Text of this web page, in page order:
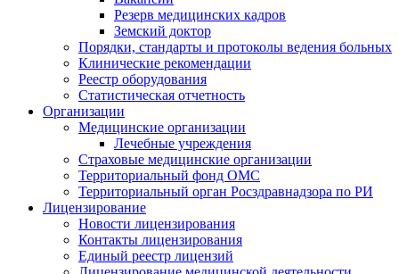
Резерв медицинских кадров
Земский доктор
Порядки, стандарты и протоколы ведения больных
Клинические рекомендации
Реестр оборудования
Статистическая отчетность
Организации
Медицинские организации
Лечебные учреждения
Страховые медицинские организации
Территориальный фонд ОМС
Территориальный орган Росздравнадзора по РИ
Лицензирование
Новости лицензирования
Контакты лицензирования
Единый реестр лицензий